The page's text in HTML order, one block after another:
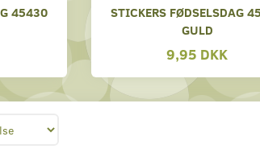
45430
STICKERS FØDSELSDAG
GULD
9,95 DKK